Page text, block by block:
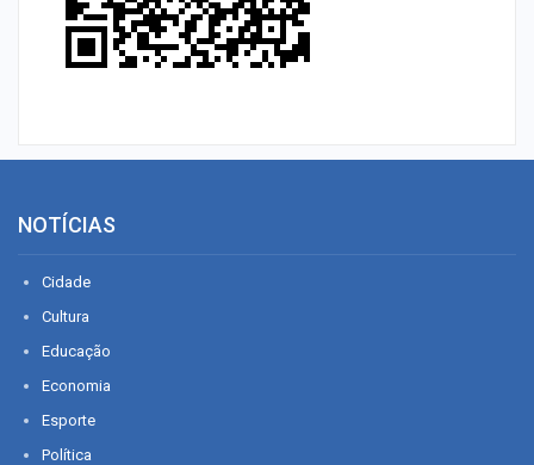
NOTÍCIAS
Cidade
Cultura
Educação
Economia
Esporte
Política